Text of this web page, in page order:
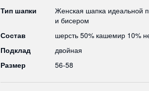
Тип шапки
Женская шапка идеальной
и бисером
Состав
шерсть 50% кашемир 10%
Подклад
двойная
Размер
56-58